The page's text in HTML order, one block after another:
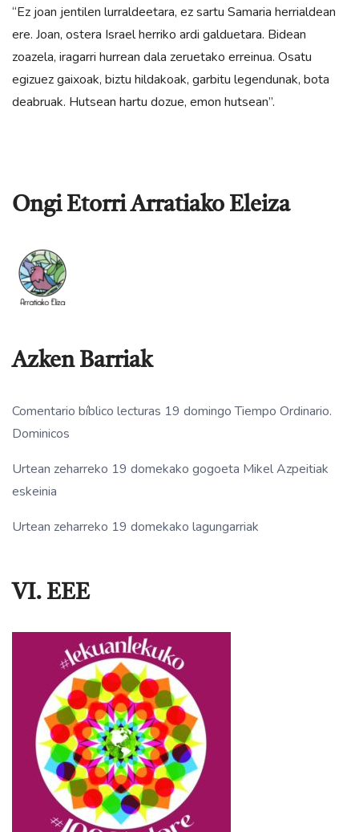
“Ez joan jentilen lurraldeetara, ez sartu Samaria herrialdean
ere. Joan, ostera Israel herriko ardi galduetara. Bidean
zoazela, iragarri hurrean dala zeruetako erreinua. Osatu
egizuez gaixoak, biztu hildakoak, garbitu legendunak, bota
deabruak. Hutsean hartu dozue, emon hutsean”.
Ongi Etorri Arratiako Eleiza
Azken Barriak
Comentario bíblico lecturas 19 domingo Tiempo Ordinario.
Dominicos
Urtean zeharreko 19 domekako gogoeta Mikel Azpeitiak
eskeinia
Urtean zeharreko 19 domekako lagungarriak
VI. EEE